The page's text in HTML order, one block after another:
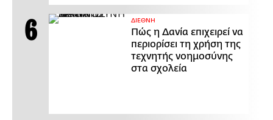
ΔΙΕΘΝΗ
Πώς η Δανία επιχειρεί να
περιορίσει τη χρήση της
τεχνητής νοημοσύνης
στα σχολεία